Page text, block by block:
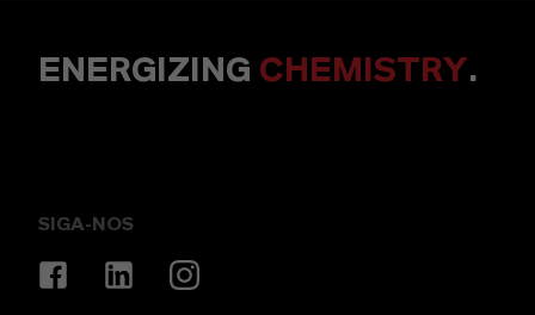
ENERGIZING CHEMISTRY.
SIGA-NOS